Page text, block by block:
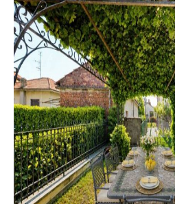
E
PORTICO
COPERTO
con
265mq
di
Giardino
e
Portico
Coperto